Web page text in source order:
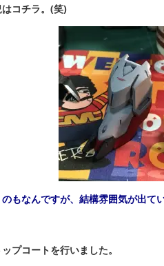
コチラ。(笑)
もなんですが、結構雰囲気が出て
プコートを行いました。